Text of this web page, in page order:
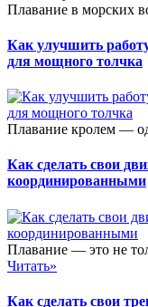
Плавание в морских
Как улучшить
для мощного толчка
Плавание кролем —
Как сделать свои
координированными
Плавание — это не
Читать»
Как сделать свои